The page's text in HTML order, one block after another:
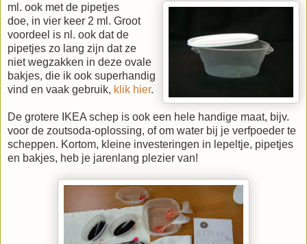
ml. ook met de pipetjes
doe, in vier keer 2 ml. Groot
voordeel is nl. ook dat de
pipetjes zo lang zijn dat ze
niet wegzakken in deze ovale
bakjes, die ik ook superhandig
vind en vaak gebruik, klik hier.
De grotere IKEA schep is ook een hele handige maat, bijv.
voor de zoutsoda-oplossing, of om water bij je verfpoeder te
scheppen. Kortom, kleine investeringen in lepeltje, pipetjes
en bakjes, heb je jarenlang plezier van!